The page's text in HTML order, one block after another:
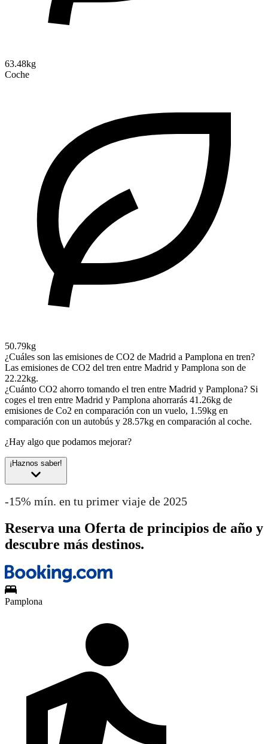
63.48kg
Coche
50.79kg
¿Cuáles son las emisiones de CO2 de Madrid a Pamplona en tren?
Las emisiones de CO2 del tren entre Madrid y Pamplona son de
22.22kg.
¿Cuánto CO2 ahorro tomando el tren entre Madrid y Pamplona? Si
coges el tren entre Madrid y Pamplona ahorrarás 41.26kg de
emisiones de Co2 en comparación con un vuelo, 1.59kg en
comparación con un autobús y 28.57kg en comparación al coche.
¿Hay algo que podamos mejorar?
¡Haznos saber!
-15% mín. en tu primer viaje de 2025
Reserva una Oferta de principios de año y
descubre más destinos.
Pamplona